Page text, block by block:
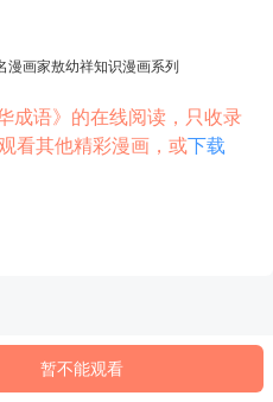
画家敖幼祥知识漫画系列
成语》的在线阅读，只收录
看其他精彩漫画，或下载
暂不能观看